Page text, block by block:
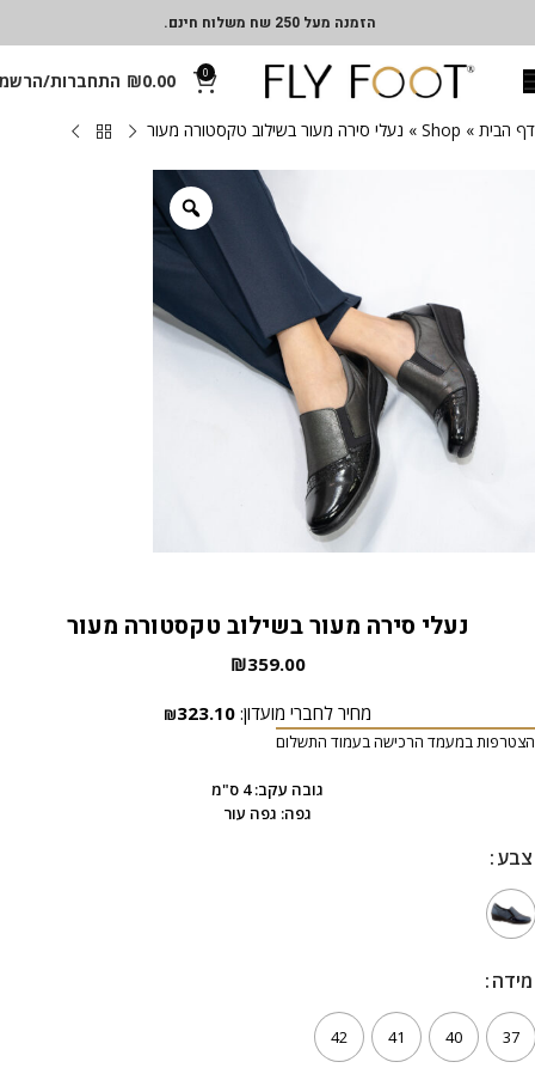
הזמנה מעל 250 שח משלוח חינם.
0
₪0.00 התחברות/
דף הבית »
Shop
» נעלי סירה מעור בשילוב טקסטורה מעור
נעלי סירה מעור בשילוב טקסטורה מעור
₪359.00
מחיר לחברי מועדון: ₪323.10
הצטרפות במעמד הרכישה בעמוד התשלום
גובה עקב: 4 ס"מ
גפה: גפה עור
צבע
צבע
מידה
מידה
37
40
41
42